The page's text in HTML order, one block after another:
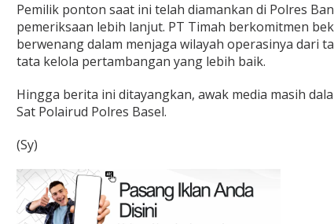
Pemilik ponton saat ini telah diamankan di Polres
pemeriksaan lebih lanjut. PT Timah berkomitmen
berwenang dalam menjaga wilayah operasinya dari
tata kelola pertambangan yang lebih baik.
Hingga berita ini ditayangkan, awak media masih
Sat Polairud Polres Basel.
(Sy)